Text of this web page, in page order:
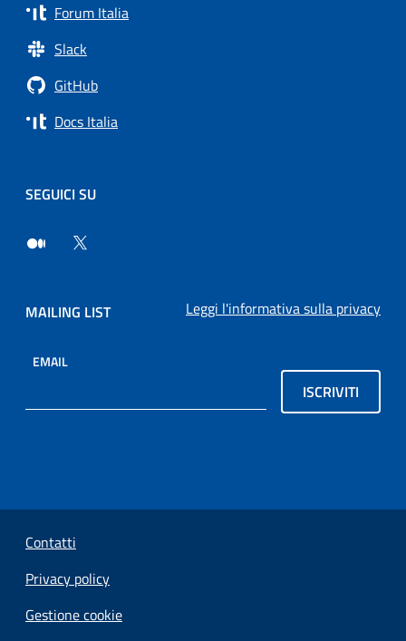
Forum Italia
Slack
GitHub
Docs Italia
SEGUICI SU
MAILING LIST Leggi l'informativa sulla privacy
EMAIL
ISCRIVITI
Sezione Link Utili
Contatti
Privacy policy
Gestione cookie